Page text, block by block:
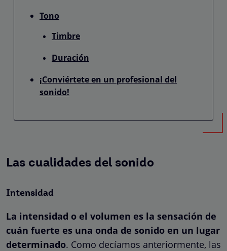
Tono
Timbre
Duración
¡Conviértete en un profesional del
sonido!
Las cualidades del sonido
Intensidad
La intensidad o el volumen es la sensación de
cuán fuerte es una onda de sonido en un lugar
determinado. Como decíamos anteriormente, las